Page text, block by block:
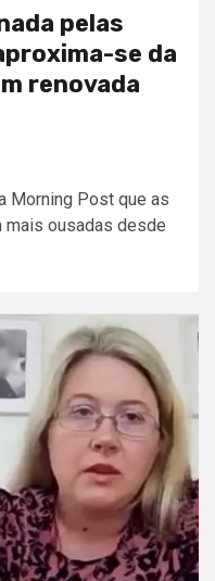
pelas
se da
renovada
Morning Post que as
mais ousadas desde